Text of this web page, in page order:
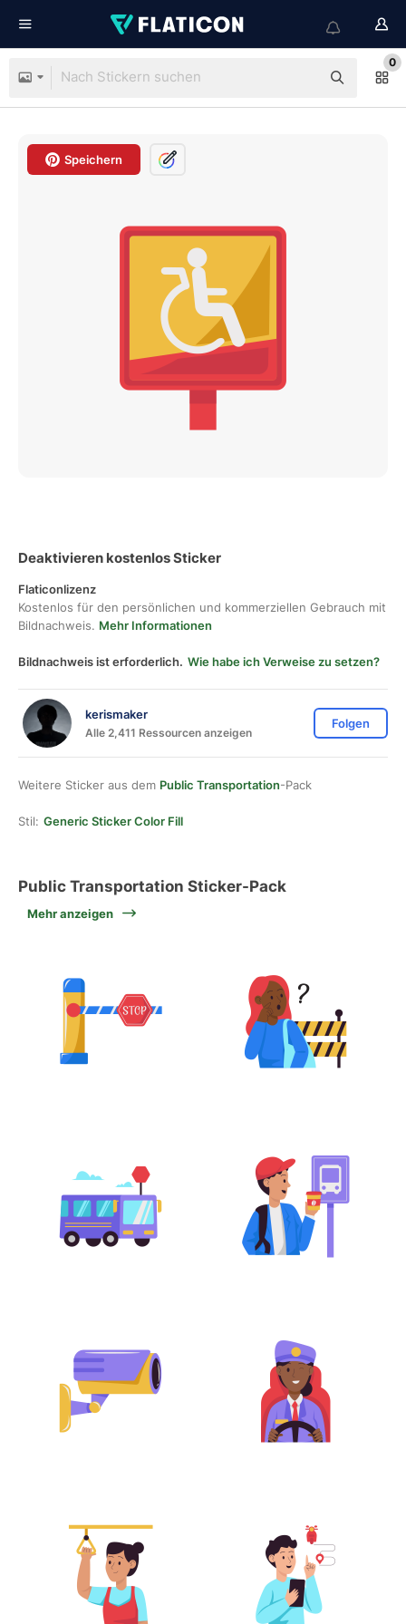
0
Speichern
Deaktivieren kostenlos Sticker
Flaticonlizenz
Kostenlos für den persönlichen und kommerziellen Gebrauch mit
Bildnachweis. Mehr Informationen
Bildnachweis ist erforderlich. Wie habe ich Verweise zu setzen?
kerismaker
Alle 2,411 Ressourcen anzeigen
Folgen
Weitere Sticker aus dem Public Transportation-Pack
Stil: Generic Sticker Color Fill
Public Transportation Sticker-Pack
Mehr anzeigen